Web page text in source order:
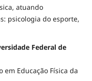
atuando
psicologia do esporte,
Federal de
Educação Física da